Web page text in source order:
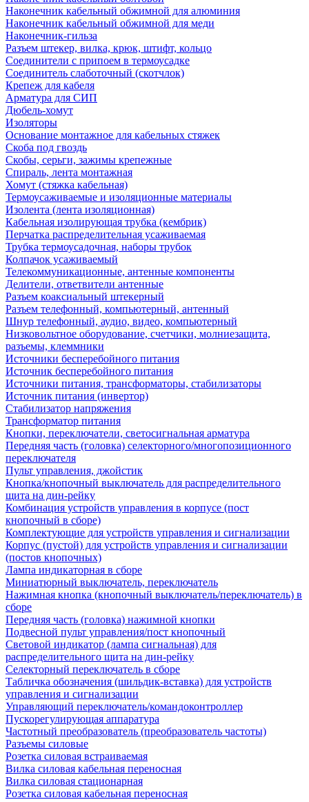
Наконечник кабельный обжимной для алюминия
Наконечник кабельный обжимной для меди
Наконечник-гильза
Разъем штекер, вилка, крюк, штифт, кольцо
Соединители с припоем в термоусадке
Соединитель слаботочный (скотчлок)
Крепеж для кабеля
Арматура для СИП
Дюбель-хомут
Изоляторы
Основание монтажное для кабельных стяжек
Скоба под гвоздь
Скобы, серьги, зажимы крепежные
Спираль, лента монтажная
Хомут (стяжка кабельная)
Термоусаживаемые и изоляционные материалы
Изолента (лента изоляционная)
Кабельная изолирующая трубка (кембрик)
Перчатка распределительная усаживаемая
Трубка термоусадочная, наборы трубок
Колпачок усаживаемый
Телекоммуникационные, антенные компоненты
Делители, ответвители антенные
Разъем коаксиальный штекерный
Разъем телефонный, компьютерный, антенный
Шнур телефонный, аудио, видео, компьютерный
Низковольтное оборудование, счетчики, молниезащита,
разъемы, клеммники
Источники бесперебойного питания
Источник бесперебойного питания
Источники питания, трансформаторы, стабилизаторы
Источник питания (инвертор)
Стабилизатор напряжения
Трансформатор питания
Кнопки, переключатели, светосигнальная арматура
Передняя часть (головка) селекторного/многопозиционного
переключателя
Пульт управления, джойстик
Кнопка/кнопочный выключатель для распределительного
щита на дин-рейку
Комбинация устройств управления в корпусе (пост
кнопочный в сборе)
Комплектующие для устройств управления и сигнализации
Корпус (пустой) для устройств управления и сигнализации
(постов кнопочных)
Лампа индикаторная в сборе
Миниатюрный выключатель, переключатель
Нажимная кнопка (кнопочный выключатель/переключатель) в
сборе
Передняя часть (головка) нажимной кнопки
Подвесной пульт управления/пост кнопочный
Световой индикатор (лампа сигнальная) для
распределительного щита на дин-рейку
Селекторный переключатель в сборе
Табличка обозначения (шильдик-вставка) для устройств
управления и сигнализации
Управляющий переключатель/командоконтроллер
Пускорегулирующая аппаратура
Частотный преобразователь (преобразователь частоты)
Разъемы силовые
Розетка силовая встраиваемая
Вилка силовая кабельная переносная
Вилка силовая стационарная
Розетка силовая кабельная переносная